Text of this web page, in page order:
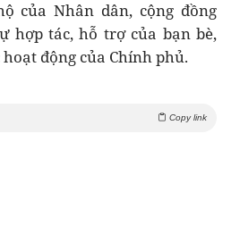
của Nhân dân, cộng đồng
hợp tác, hỗ trợ của bạn bè,
động của Chính phủ.
Copy link